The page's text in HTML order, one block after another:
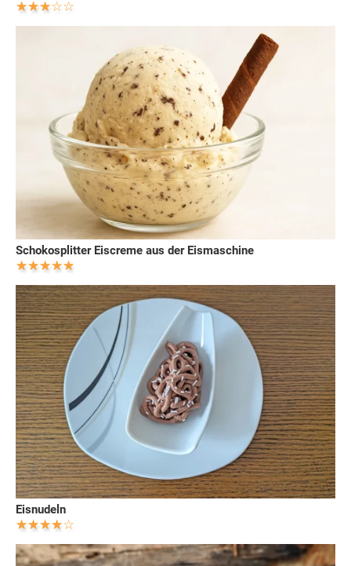
Schokosplitter Eiscreme aus der Eismaschine
Eisnudeln